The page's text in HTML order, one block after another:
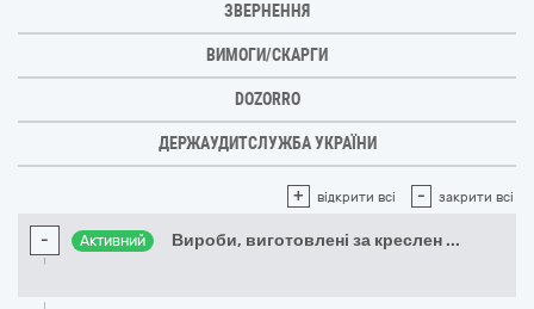
ЗВЕРНЕННЯ
ВИМОГИ/СКАРГИ
DOZORRO
ДЕРЖАУДИТСЛУЖБА УКРАЇНИ
+ відкрити всі - закрити всі
- Активний Вироби, виготовлені за креслен ...